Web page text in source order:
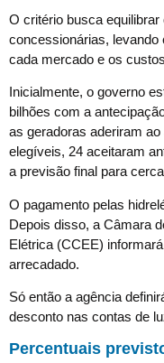
O critério busca
concessionárias,
cada mercado e os
Inicialmente, o governo
bilhões com a
as geradoras aderiram
elegíveis, 24 aceitaram
a previsão final para
O pagamento pelas
Depois disso, a Câmara
Elétrica (CCEE)
arrecadado.
Só então a agência
desconto nas contas de
Percentuais